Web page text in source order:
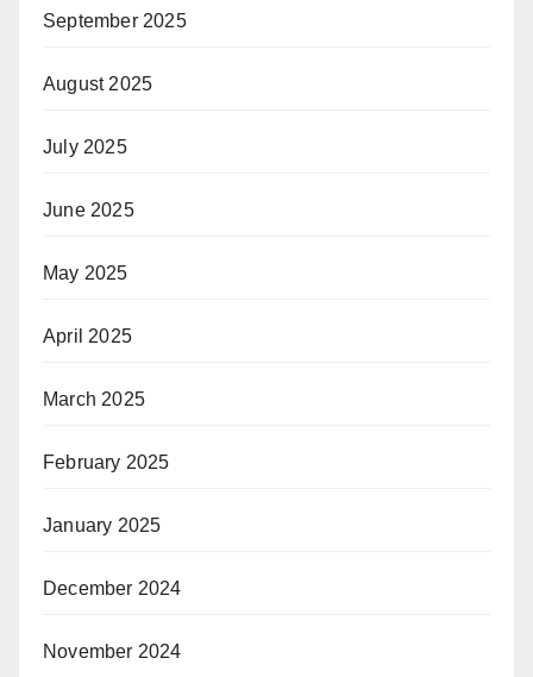
September 2025
August 2025
July 2025
June 2025
May 2025
April 2025
March 2025
February 2025
January 2025
December 2024
November 2024